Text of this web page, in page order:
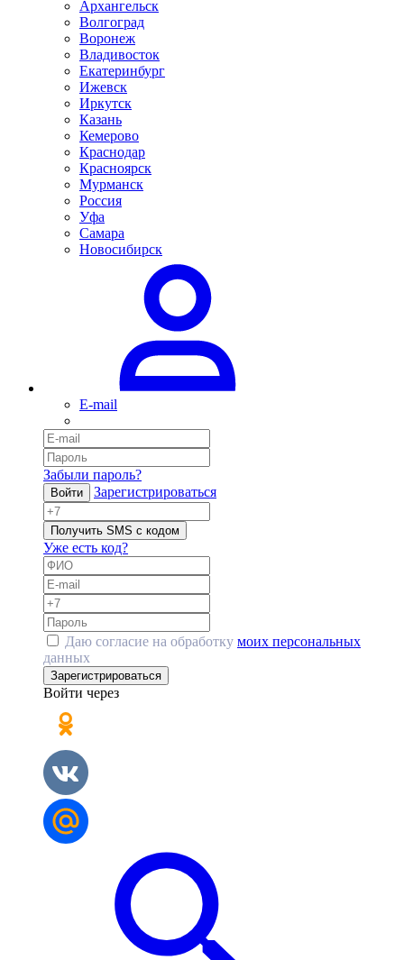
Архангельск
Волгоград
Воронеж
Владивосток
Екатеринбург
Ижевск
Иркутск
Казань
Кемерово
Краснодар
Красноярск
Мурманск
Россия
Уфа
Самара
Новосибирск
E-mail
Забыли пароль?
Войти Зарегистрироваться
Получить SMS с кодом
Уже есть код?
Даю согласие на обработку моих персональных
данных
Зарегистрироваться
Войти через